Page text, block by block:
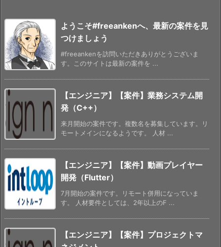
ようこそ#freeankenへ、最新の案件を見
つけましょう
#freeankenを訪問いただきありがとうございま
す。このサイトは最新の案件を ...
【エンジニア】【案件】業務システム開
発（C++）
来月開始の案件です。複数名を募集しています。リ
モートメインになるようです。 人材 ...
【エンジニア】【案件】動画プレイヤー
開発（Flutter）
7月開始の案件です。リモート併用になっていま
す。 人材要件としては、2年以上のF ...
【エンジニア】【案件】プロジェクトマ